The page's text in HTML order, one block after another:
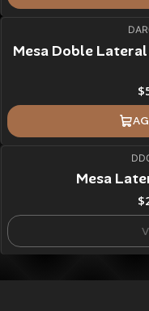
Mesa Doble
Mesa